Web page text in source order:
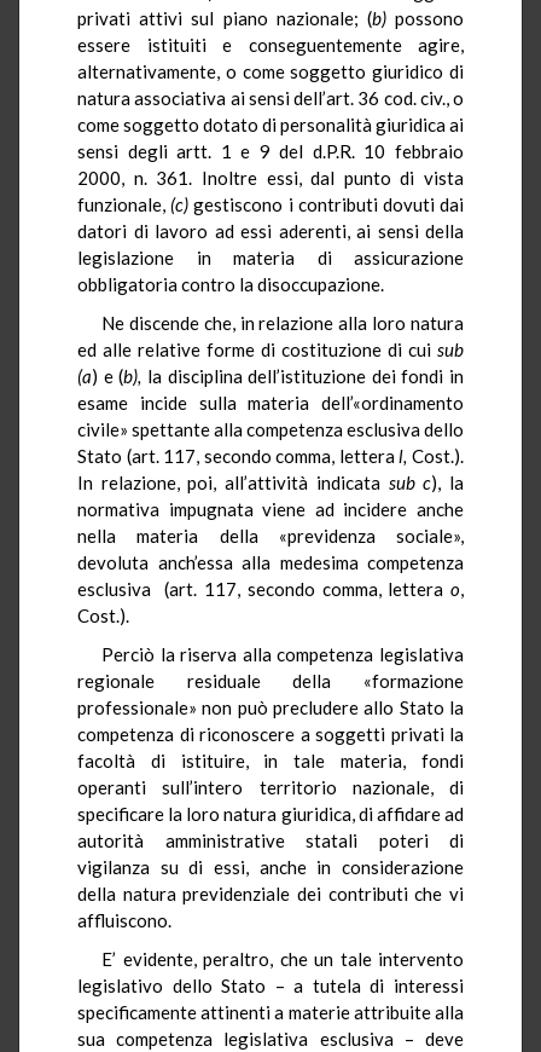
privati attivi sul piano nazionale; (b)possono
essere istituiti e conseguentemente agire,
alternativamente, o come soggetto giuridico di
natura associativa ai sensi dell’art. 36 cod. civ., o
come soggetto dotato di personalità giuridica ai
sensi degli artt. 1 e 9 del d.P.R. 10 febbraio
2000, n. 361. Inoltre essi, dal punto di vista
funzionale, (c) gestiscono i contributi dovuti dai
datori di lavoro ad essi aderenti, ai sensi della
legislazione in materia di assicurazione
obbligatoria contro la disoccupazione.
Ne discende che, in relazione alla loro natura
ed alle relative forme di costituzione di cui sub
(a) e (b), la disciplina dell’istituzione dei fondi in
esame incide sulla materia dell’«ordinamento
civile» spettante alla competenza esclusiva dello
Stato (art. 117, secondo comma, letteral,Cost.).
In relazione, poi, all’attività indicata sub c), la
normativa impugnata viene ad incidere anche
nella materia della «previdenza sociale»,
devoluta anch’essa alla medesima competenza
esclusiva (art. 117, secondo comma, lettera o,
Cost.).
Perciò la riserva alla competenza legislativa
regionale residuale della «formazione
professionale» non può precludere allo Stato la
competenza di riconoscere a soggetti privati la
facoltà di istituire, in tale materia, fondi
operanti sull’intero territorio nazionale, di
specificare la loro natura giuridica, di affidare ad
autorità amministrative statali poteri di
vigilanza su di essi, anche in considerazione
della natura previdenziale dei contributi che vi
affluiscono.
E’ evidente, peraltro, che un tale intervento
legislativo dello Stato – a tutela di interessi
specificamente attinenti a materie attribuite alla
sua competenza legislativa esclusiva – deve